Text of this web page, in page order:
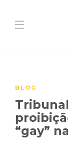
BLOG
“gay”